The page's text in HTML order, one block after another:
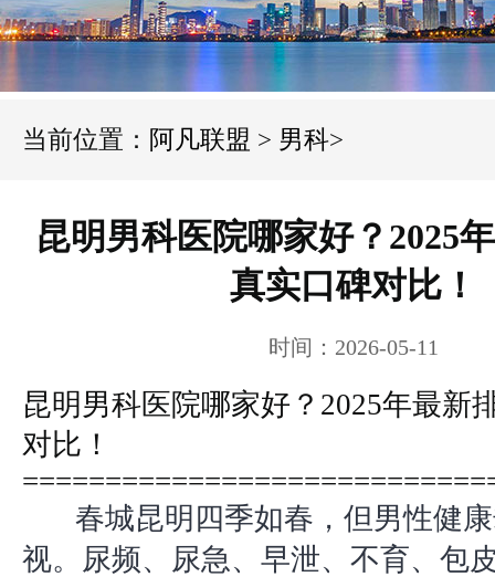
当前位置： 阿凡联盟 > 男科>
昆明男科医院哪家好？2025
真实口碑对比！
时间：2026-05-11
昆明男科医院哪家好？2025年最新
对比！
春城昆明四季如春，但男性健
视。尿频、尿急、早泄、不育、